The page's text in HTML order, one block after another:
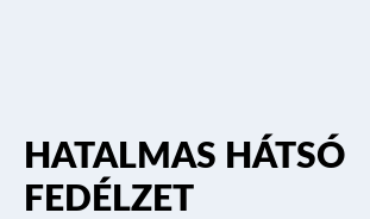
HATALMAS HÁTSÓ
FEDÉLZET